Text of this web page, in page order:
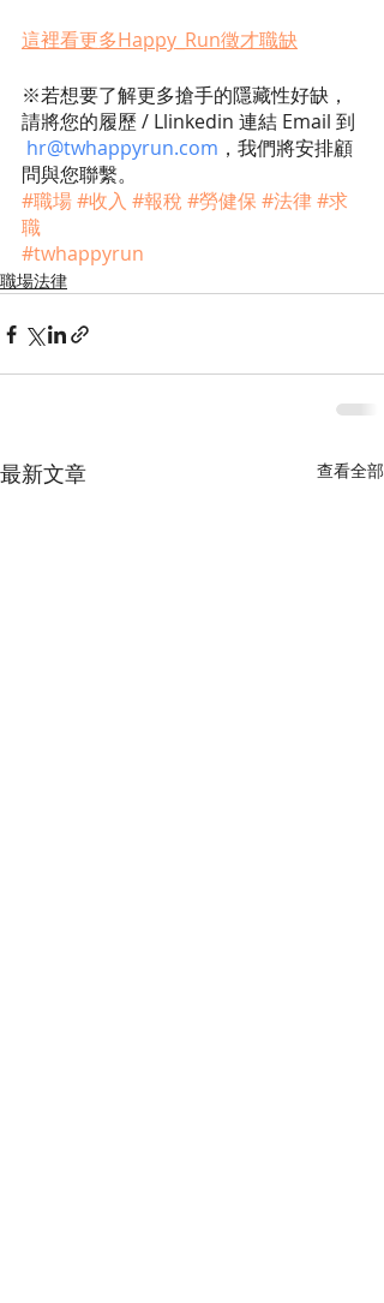
這裡看更多Happy_Run徵才職缺
※若想要了解更多搶手的隱藏性好缺，
請將您的履歷 / Llinkedin 連結 Email 到
hr@twhappyrun.com ，我們將安排顧
問與您聯繫。
#職場#收入 #報稅 #勞健保 #法律#求
職
#twhappyrun
職場法律
最新文章 查看全部